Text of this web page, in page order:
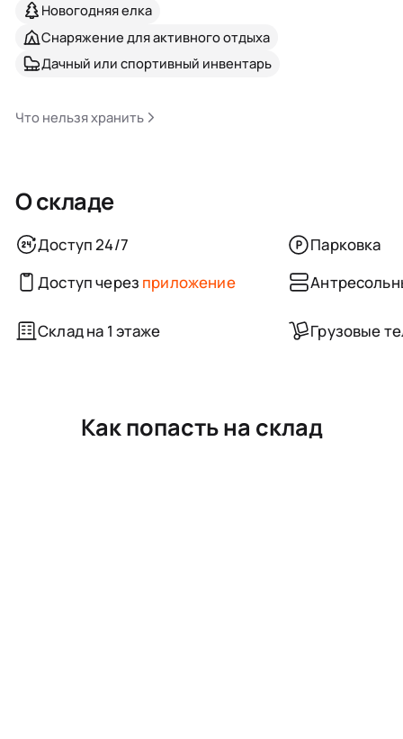
Новогодняя елка
Снаряжение для активного отдыха
Дачный или спортивный инвентарь
Что нельзя хранить
О складе
Доступ 24/7
Парковка
Доступ через приложение
Склад на 1 этаже Грузовые
Как попасть на склад